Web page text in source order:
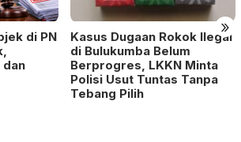
»
di PN
dan
Kasus Dugaan Rokok Ilegal
di Bulukumba Belum
Berprogres, LKKN Minta
Polisi Usut Tuntas Tanpa
Tebang Pilih